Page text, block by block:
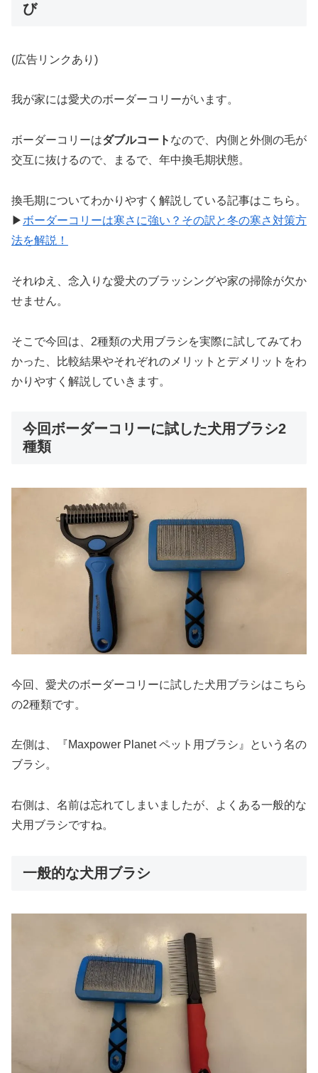
び
(広告リンクあり)
我が家には愛犬のボーダーコリーがいます。
ボーダーコリーはダブルコート なので、内側と外側の毛が
交互に抜けるので、まるで、年中換毛期状態。
換毛期についてわかりやすく解説している記事はこちら。
▶︎ ボーダーコリーは寒さに強い？その訳と冬の寒さ対策方
法を解説！
それゆえ、念入りな愛犬のブラッシングや家の掃除が欠か
せません。
そこで今回は、2種類の犬用ブラシを実際に試してみてわ
かった、比較結果やそれぞれのメリットとデメリットをわ
かりやすく解説していきます。
今回ボーダーコリーに試した犬用ブラシ2
種類
今回、愛犬のボーダーコリーに試した犬用ブラシはこちら
の2種類です。
左側は、『Maxpower Planet ペット用ブラシ』という名の
ブラシ。
右側は、名前は忘れてしまいましたが、よくある一般的な
犬用ブラシですね。
一般的な犬用ブラシ